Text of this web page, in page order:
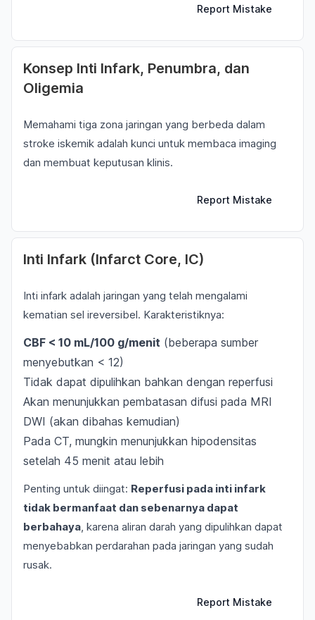
Report Mistake
Konsep Inti Infark, Penumbra, dan
Oligemia
Memahami tiga zona jaringan yang berbeda dalam
stroke iskemik adalah kunci untuk membaca imaging
dan membuat keputusan klinis.
Report Mistake
Inti Infark (Infarct Core, IC)
Inti infark adalah jaringan yang telah mengalami
kematian sel ireversibel. Karakteristiknya:
CBF < 10 mL/100 g/menit (beberapa sumber
menyebutkan < 12)
Tidak dapat dipulihkan bahkan dengan reperfusi
Akan menunjukkan pembatasan difusi pada MRI
DWI (akan dibahas kemudian)
Pada CT, mungkin menunjukkan hipodensitas
setelah 45 menit atau lebih
Penting untuk diingat: Reperfusi pada inti infark
tidak bermanfaat dan sebenarnya dapat
berbahaya, karena aliran darah yang dipulihkan dapat
menyebabkan perdarahan pada jaringan yang sudah
rusak.
Report Mistake